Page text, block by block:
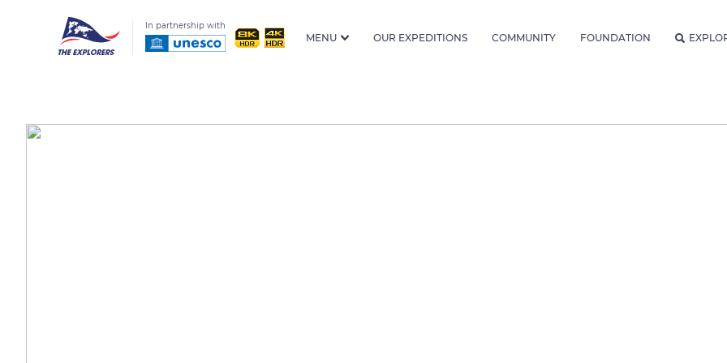
In partnership with
MENU OUR EXPEDITIONS COMMUNITY FOUNDATION